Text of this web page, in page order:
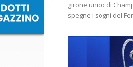
girone unico di
spegne i sogni del